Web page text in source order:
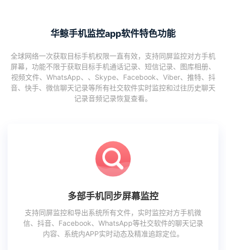
华鲸手机监控app软件特色功能
全球网络一次获取目标手机权限一直有效，支持同屏监控对方手机
屏幕，功能不限于获取目标手机通话记录、短信记录、图库相册、
视频文件、WhatsApp、、Skype、Facebook、Viber、推特、抖
音、快手、微信聊天记录等所有社交软件实时监控和过往历史聊天
记录音频记录恢复查看。
多部手机同步屏幕监控
支持同屏监控和导出系统所有文件，实时监控对方手机微
信、抖音、Facebook、WhatsApp等社交软件的聊天记录
内容、系统内APP实时动态及精准追踪定位。